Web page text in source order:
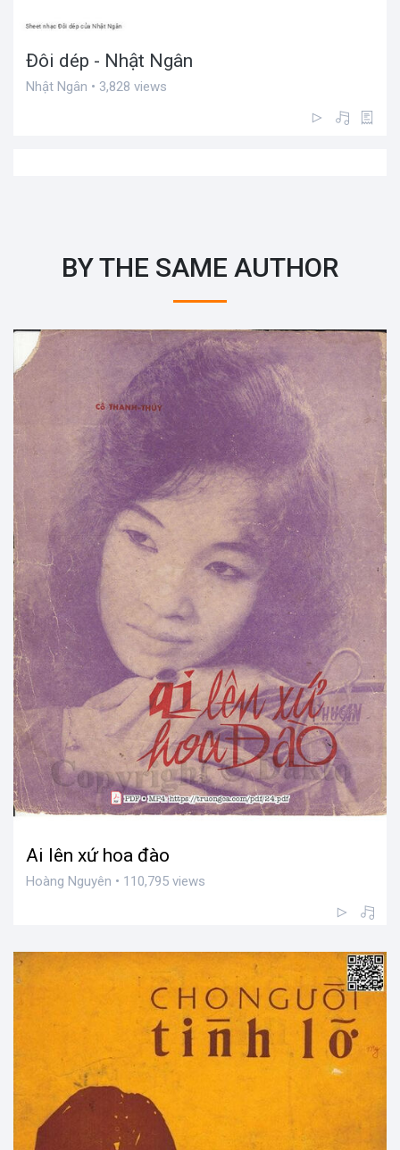
Đôi dép - Nhật Ngân
Nhật Ngân • 3,828 views
BY THE SAME AUTHOR
Ai lên xứ hoa đào
Hoàng Nguyên • 110,795 views